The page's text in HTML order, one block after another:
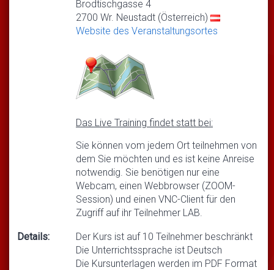
Brodtischgasse 4
2700 Wr. Neustadt (Österreich)
Website des Veranstaltungsortes
Das Live Training findet statt bei:
Sie können vom jedem Ort teilnehmen von
dem Sie möchten und es ist keine Anreise
notwendig. Sie benötigen nur eine
Webcam, einen Webbrowser (ZOOM-
Session) und einen VNC-Client für den
Zugriff auf ihr Teilnehmer LAB.
Details:
Der Kurs ist auf 10 Teilnehmer beschränkt
Die Unterrichtssprache ist Deutsch
Die Kursunterlagen werden im PDF Format